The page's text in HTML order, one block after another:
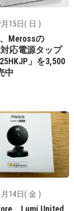
15日( 日 )
Merossの
対応電源タップ
」を3,500
中
14日( 金 )
、Lumi United